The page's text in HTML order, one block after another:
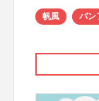
帆風 バン